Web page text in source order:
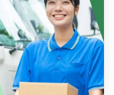
で実現する軽
プ術
手取りを上げる方法
ップのために最も重要なポ